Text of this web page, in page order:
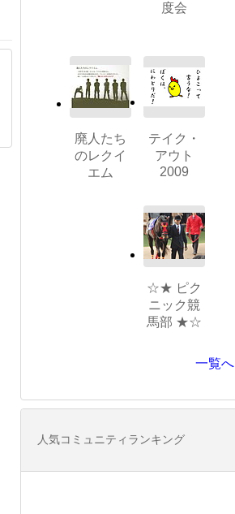
度会
廃人たち
のレクイ
エム
テイク・
アウト
2009
☆★ ピク
ニック競
馬部 ★☆
一覧へ
人気コミュニティランキング